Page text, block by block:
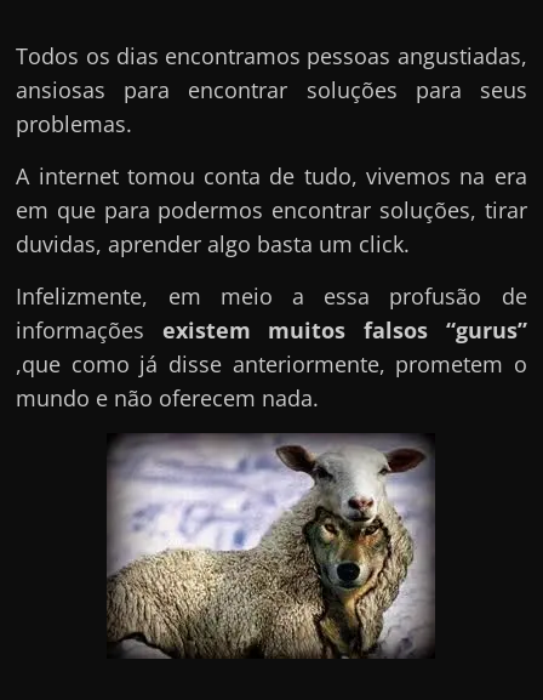
Todos os dias encontramos pessoas angustiadas,
ansiosas para encontrar soluções para seus
problemas.
A internet tomou conta de tudo, vivemos na era
em que para podermos encontrar soluções, tirar
duvidas, aprender algo basta um click.
Infelizmente, em meio a essa profusão de
informações existem muitos falsos “gurus”
,que como já disse anteriormente, prometem o
mundo e não oferecem nada.